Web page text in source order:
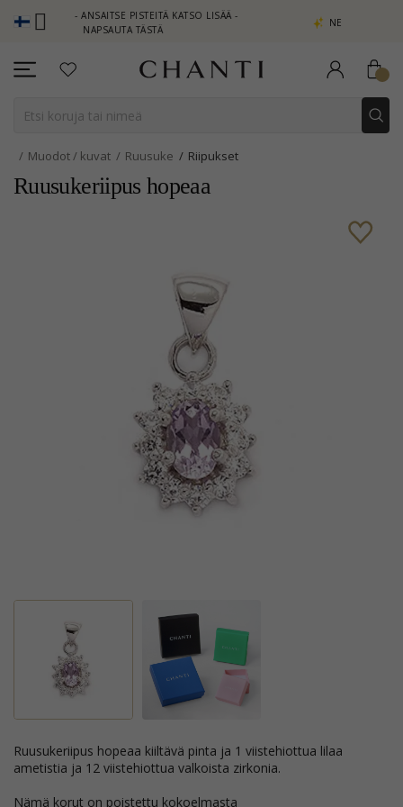
- ANSAITSE PISTEITÄ KATSO LISÄÄ -
NAPSAUTA TÄSTÄ
NEW COLLECTION | AURA
Muodot / kuvat Ruusuke Riipukset
Ruusukeriipus hopeaa
ruusukeriipus hopeaa kiiltävä pinta ja 1 viistehiottua lilaa
ametistia ja 12 viistehiottua valkoista zirkonia.
Nämä korut on poistettu kokoelmasta